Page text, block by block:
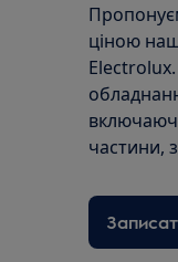
ціною
частини,